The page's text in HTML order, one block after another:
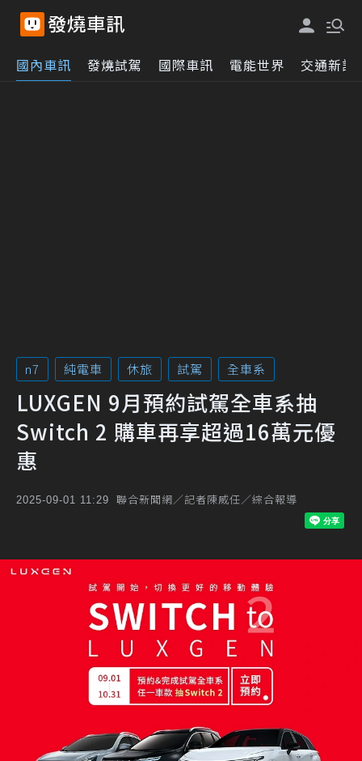
國內車訊 發燒試駕 國際車訊 電能世界 交通新訊
n7 純電車 休旅 試駕 全車系
LUXGEN 9月預約試駕全車系抽
Switch 2 購車再享超過16萬元優
惠
2025-09-01 11:29 聯合新聞網／記者陳威任／綜合報導